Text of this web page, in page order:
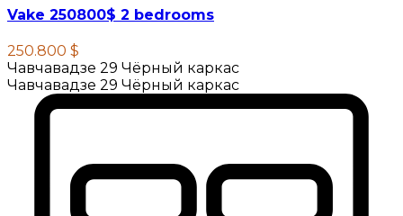
Vake 250800$ 2 bedrooms
250.800 $
Чавчавадзе 29 Чёрный каркас
Чавчавадзе 29 Чёрный каркас